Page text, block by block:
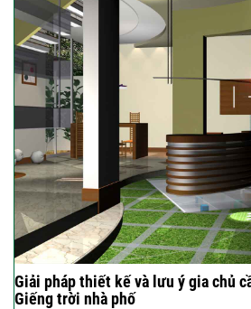
Giải pháp thiết kế và lưu ý gia chủ
Giếng trời nhà phố